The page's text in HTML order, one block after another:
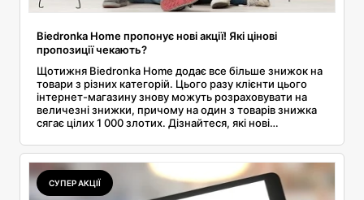
Biedronka Home пропонує нові акції! Які цінові
пропозиції чекають?
Щотижня Biedronka Home додає все більше знижок на
товари з різних категорій. Цього разу клієнти цього
інтернет-магазину знову можуть розраховувати на
величезні знижки, причому на один з товарів знижка
сягає цілих 1 000 злотих. Дізнайтеся, які нові
заощадите на різних товарах.
СУПЕР АКЦІЇ